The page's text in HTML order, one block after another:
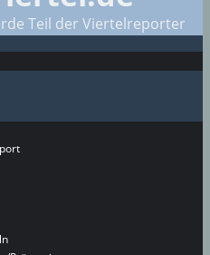
Teil der Viertelreporter